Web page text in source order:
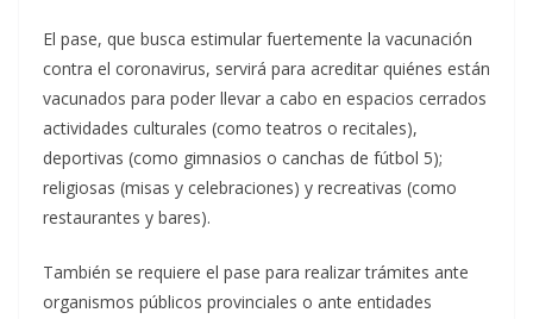
El pase, que busca estimular fuertemente la vacunación
contra el coronavirus, servirá para acreditar quiénes están
vacunados para poder llevar a cabo en espacios cerrados
actividades culturales (como teatros o recitales),
deportivas (como gimnasios o canchas de fútbol 5);
religiosas (misas y celebraciones) y recreativas (como
restaurantes y bares).
También se requiere el pase para realizar trámites ante
organismos públicos provinciales o ante entidades